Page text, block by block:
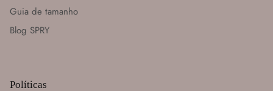
Guia de tamanho
Blog SPRY
Políticas